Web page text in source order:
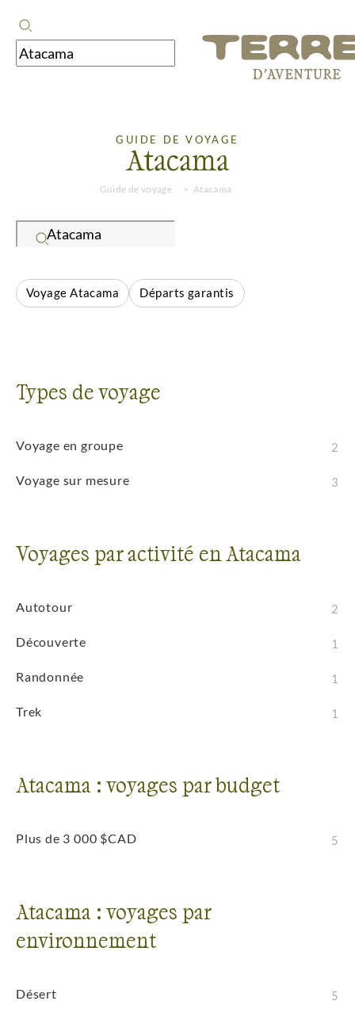
GUIDE DE VOYAGE
Atacama
Guide de voyage Atacama
Voyage Atacama Départs garantis
Types de voyage
Voyage en groupe 2
Voyage sur mesure 3
Voyages par activité en Atacama
Autotour 2
Découverte 1
Randonnée 1
Trek 1
Atacama : voyages par budget
Plus de 3 000 $CAD 5
Atacama : voyages par
environnement
Désert 5